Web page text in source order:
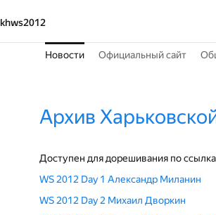
khws2012
Новости Официальный сайт
Архив
Доступен для дорешивания по
WS 2012 Day 1 Александр Миланин
WS 2012 Day 2 Михаил Дворкин